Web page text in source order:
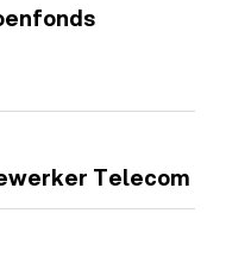
Telecom